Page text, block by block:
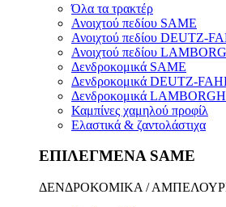
Όλα τα τρακτέρ
Ανοιχτού πεδίου SAME
Ανοιχτού πεδίου DEUTZ-
Ανοιχτού πεδίου
Δενδροκομικά SAME
Δενδροκομικά DEUTZ-
Δενδροκομικά
Καμπίνες χαμηλού προφίλ
Ελαστικά & ζαντολάστιχα
ΕΠΙΛΕΓΜΕΝΑ SAME
ΔΕΝΔΡΟΚΟΜΙΚΑ /